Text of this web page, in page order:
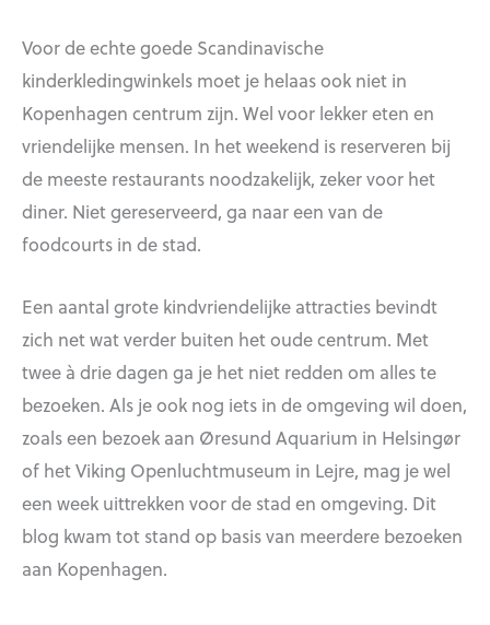
Voor de echte goede Scandinavische
kinderkledingwinkels moet je helaas ook niet in
Kopenhagen centrum zijn. Wel voor lekker eten en
vriendelijke mensen. In het weekend is reserveren bij
de meeste restaurants noodzakelijk, zeker voor het
diner. Niet gereserveerd, ga naar een van de
foodcourts in de stad.
Een aantal grote kindvriendelijke attracties bevindt
zich net wat verder buiten het oude centrum. Met
twee à drie dagen ga je het niet redden om alles te
bezoeken. Als je ook nog iets in de omgeving wil doen,
zoals een bezoek aan Øresund Aquarium in Helsingør
of het Viking Openluchtmuseum in Lejre, mag je wel
een week uittrekken voor de stad en omgeving. Dit
blog kwam tot stand op basis van meerdere bezoeken
aan Kopenhagen.